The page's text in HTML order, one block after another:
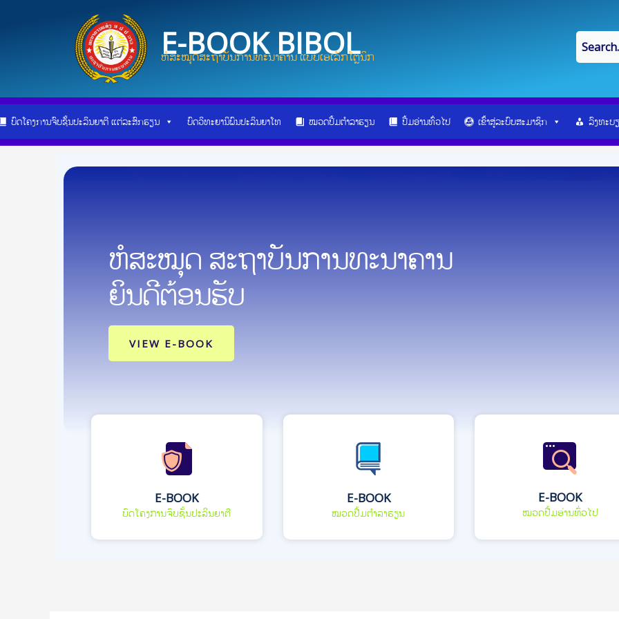
E-BOOK BIBOL
ຫໍສະໝຸດສະຖາບັນການທະນາຄານ ແບບເອເລັກໂຕຼນິກ
ບົດໂຄງການຈົບຊັ້ນປະລິນຍາຕີ ແຕ່ລະສົກຮຽນ ບົດວິທະຍານິພົນປະລິນຍາໂທ ໝວດປື້ມຕຳລາຮຽນ ປື້ມອ່ານທົ່ວໄປ ເຂົ້າສູ່ລະບົບສະມາຊິກ ລົງທະບ
ຫໍສະໝຸດ ສະຖາບັນການທະນາຄານ
ຍິນດີຕ້ອນຮັບ
VIEW E-BOOK
E-BOOK
ບົດໂຄງການຈົບຊັ້ນປະລິນຍາຕີ
E-BOOK
ໝວດປື້ມຕຳລາຮຽນ
E-BOOK
ໝວດປື້ມອ່ານທົ່ວໄປ
navigation